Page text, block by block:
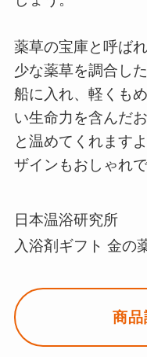
薬草の宝庫と呼ば
少な薬草を調合し
船に入れ、軽くも
い生命力を含んだ
と温めてくれます
ザインもおしゃれで
日本温浴研究所
入浴剤ギフト 金の
商品